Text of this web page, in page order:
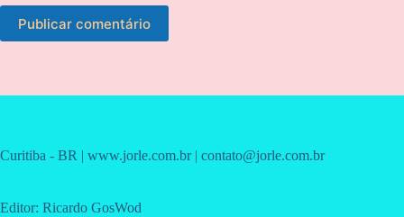
Publicar comentário
Curitiba - BR | www.jorle.com.br | contato@jorle.com.br
Editor: Ricardo GosWod